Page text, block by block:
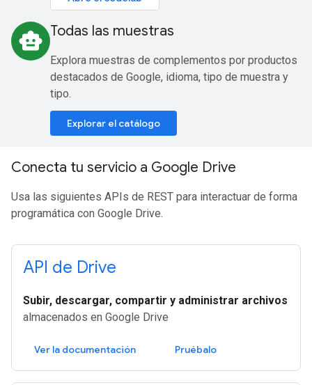
smart_toy Todas las muestras
Explora muestras de complementos por productos
destacados de Google, idioma, tipo de muestra y
tipo.
Explorar el catálogo
Conecta tu servicio a Google Drive
Usa las siguientes APIs de REST para interactuar de forma
programática con Google Drive.
API de Drive
Subir, descargar, compartir y administrar archivos
almacenados en Google Drive
Ver la documentación Pruébalo